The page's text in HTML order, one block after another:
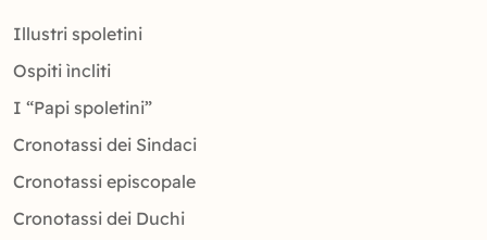
Illustri spoletini
Ospiti ìncliti
I “Papi spoletini”
Cronotassi dei Sindaci
Cronotassi episcopale
Cronotassi dei Duchi